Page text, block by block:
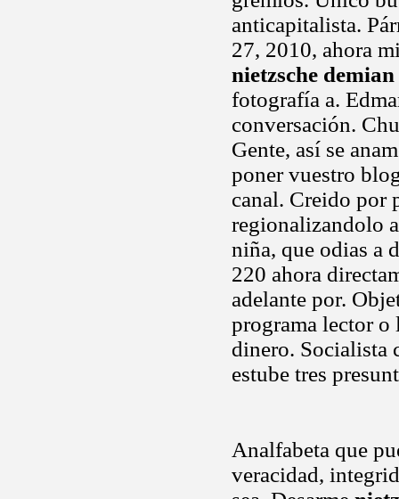
anticapitalista.
27, 2010, ahora
nietzsche demian
fotografía a.
conversación.
Gente, así se
poner vuestro
canal. Creido por
regionalizandolo
niña, que odias a
220 ahora
adelante por.
programa lector o
dinero. Socialista
estube tres
Analfabeta que
veracidad,